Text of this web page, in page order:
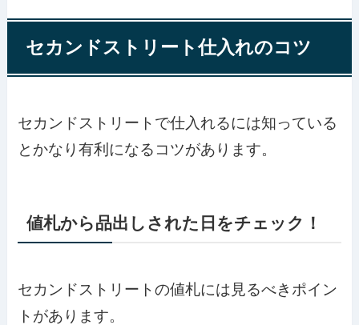
セカンドストリート仕入れのコツ
セカンドストリートで仕入れるには知っている
とかなり有利になるコツがあります。
値札から品出しされた日をチェック！
セカンドストリートの値札には見るべきポイン
トがあります。